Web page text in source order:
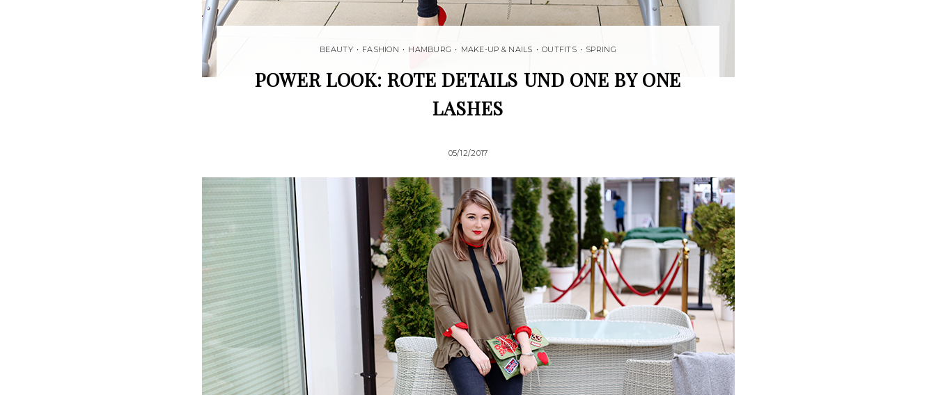
BEAUTY • FASHION • HAMBURG • MAKE-UP & NAILS • OUTFITS • SPRING
POWER LOOK: ROTE DETAILS UND ONE BY ONE
LASHES
05/12/2017